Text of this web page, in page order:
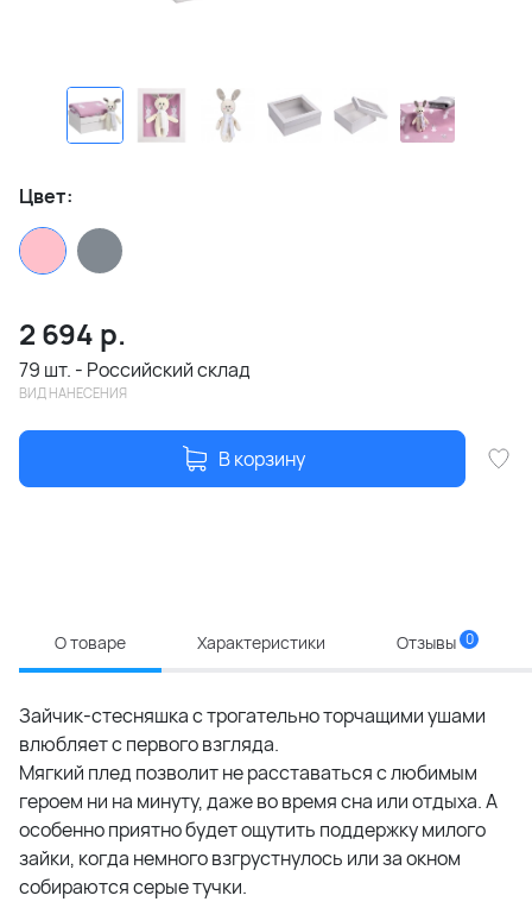
Цвет:
2 694 р.
79 шт. - Российский склад
ВИД НАНЕСЕНИЯ
В корзину
О товаре Характеристики Отзывы 0
Зайчик-стесняшка с трогательно торчащими ушами
влюбляет с первого взгляда.
Мягкий плед позволит не расставаться с любимым
героем ни на минуту, даже во время сна или отдыха. А
особенно приятно будет ощутить поддержку милого
зайки, когда немного взгрустнулось или за окном
собираются серые тучки.